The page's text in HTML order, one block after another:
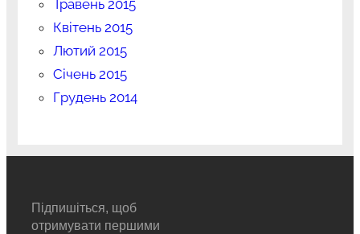
Травень 2015
Квітень 2015
Лютий 2015
Січень 2015
Грудень 2014
Підпишіться, щоб
отримувати першими